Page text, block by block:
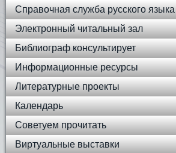
Справочная служба русского языка
Электронный читальный зал
Библиограф консультирует
Информационные ресурсы
Литературные проекты
Календарь
Советуем прочитать
Виртуальные выставки